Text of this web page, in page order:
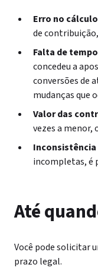
Erro no
de
Falta de
concedeu a
conversões de
mudanças que
Valor das
vezes a menor,
Inconsistência
incompletas, é
Até
Você pode solicitar
prazo legal.